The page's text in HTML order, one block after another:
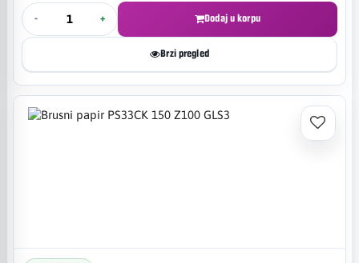
- + Dodaj u korpu
Brzi pregled